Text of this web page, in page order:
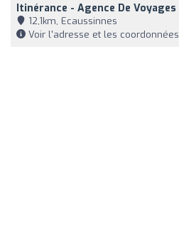
Itinérance - Agence De Voyages
12,1km, Ecaussinnes
Voir l'adresse et les coordonnées